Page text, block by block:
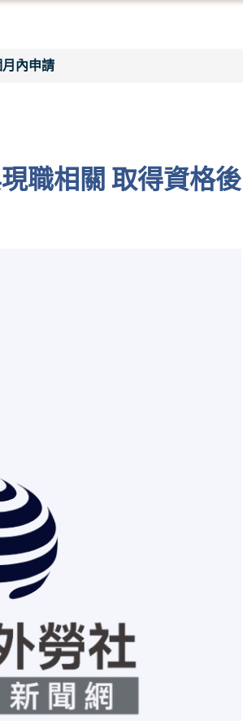
內申請
職相關 取得資格後